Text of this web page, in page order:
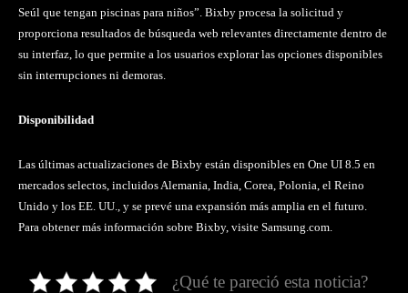
Seúl que tengan piscinas para niños”. Bixby procesa la solicitud y
proporciona resultados de búsqueda web relevantes directamente dentro de
su interfaz, lo que permite a los usuarios explorar las opciones disponibles
sin interrupciones ni demoras.
Disponibilidad
Las últimas actualizaciones de Bixby están disponibles en One UI 8.5 en
mercados selectos, incluidos Alemania, India, Corea, Polonia, el Reino
Unido y los EE. UU., y se prevé una expansión más amplia en el futuro.
Para obtener más información sobre Bixby, visite Samsung.com.
¿Qué te pareció esta noticia?